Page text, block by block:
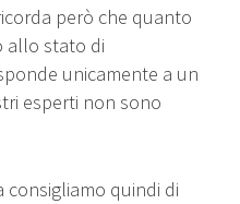
però che quanto
allo stato di
unicamente a un
esperti non sono
consigliamo quindi di